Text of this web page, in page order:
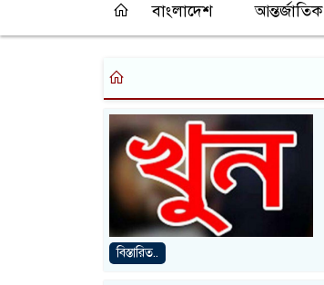
বাংলাদেশ আন্তর্জাতিক
বিস্তারিত..